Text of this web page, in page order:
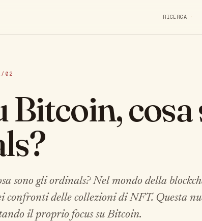
RICERCA
02
Bitcoin,
sono gli ordinals? Nel mondo della
confronti delle collezioni di NFT. Questa
il proprio focus su Bitcoin.